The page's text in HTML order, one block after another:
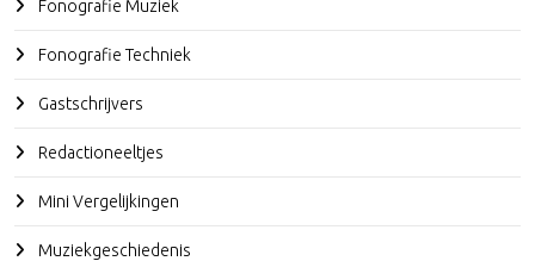
Fonografie Muziek
Fonografie Techniek
Gastschrijvers
Redactioneeltjes
Mini Vergelijkingen
Muziekgeschiedenis